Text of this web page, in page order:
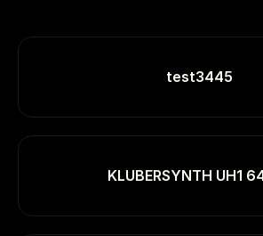
test3445
KLUBERSYNTH UH1